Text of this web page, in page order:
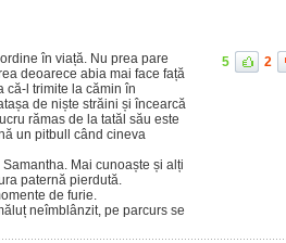
în viață. Nu prea pare
deoarece abia mai face față
că-l trimite la cămin în
de niște străini și încearcă
rămas de la tatăl său este
un pitbull când cineva
Mai cunoaște și alți
paternă pierdută.
de furie.
neîmblânzit, pe parcurs se
5 2